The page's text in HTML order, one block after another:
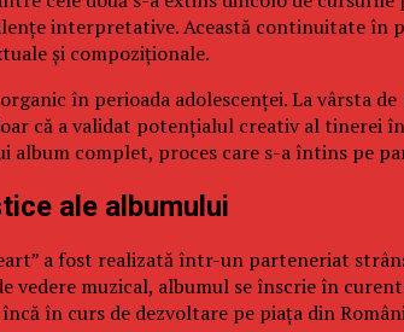
interpretative. Această continuitate
și compoziționale.
în perioada adolescenței. La vârsta
că a validat potențialul creativ al
complet, proces care s-a întins pe
ale albumului
a fost realizată într-un parteneriat
muzical, albumul se înscrie în
în curs de dezvoltare pe piața din